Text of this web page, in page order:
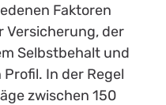
Faktoren
Versicherung, der
Selbstbehalt und
In der Regel
zwischen 150